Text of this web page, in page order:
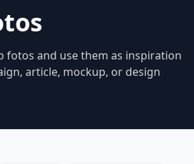
fotos and use them as inspiration
article, mockup, or design